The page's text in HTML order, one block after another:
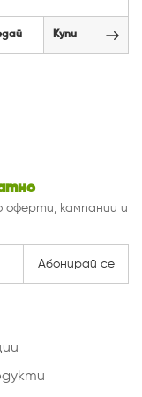
Купи
оферти, кампании и
Абонирай се